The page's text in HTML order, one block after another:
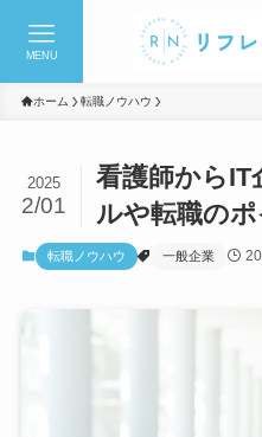
MENU
ホーム 転職ノウハウ
看護師からIT
ルや転職の
2025
2/01
転職ノウハウ 一般企業